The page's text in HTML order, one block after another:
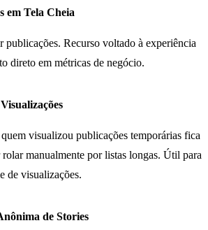
em Tela Cheia
publicações. Recurso voltado à experiência
direto em métricas de negócio.
visualizou publicações temporárias fica
manualmente por listas longas. Útil para
de visualizações.
de Stories